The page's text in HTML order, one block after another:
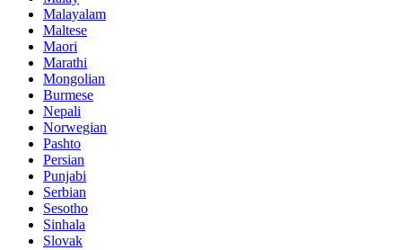
Malayalam
Maltese
Maori
Marathi
Mongolian
Burmese
Nepali
Norwegian
Pashto
Persian
Punjabi
Serbian
Sesotho
Sinhala
Slovak